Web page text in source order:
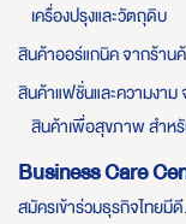
เครื่องปรุงและวัตถุดิบ
สินค้าออร์แกนิค จากร้า
สินค้าแฟชั่นและความงาม
สินค้าเพื่อสุขภาพ สำหรั
Business Care
สมัครเข้าร่วมธุรกิจไทยมี